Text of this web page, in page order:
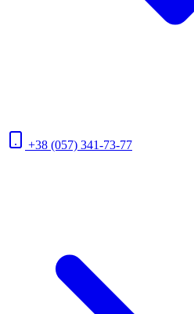
+38 (057) 341-73-77